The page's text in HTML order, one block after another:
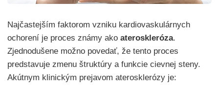
Najčastejším faktorom vzniku kardiovaskulárnych
ochorení je proces známy ako ateroskleróza.
Zjednodušene možno povedať, že tento proces
predstavuje zmenu štruktúry a funkcie cievnej steny.
Akútnym klinickým prejavom aterosklerózy je: